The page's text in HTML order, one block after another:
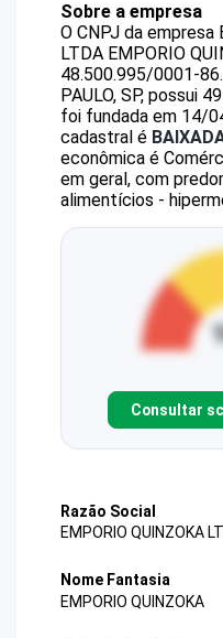
Sobre a empresa
O CNPJ da empresa
LTDA EMPORIO
48.500.995/0001-86.
PAULO, SP, possui
foi fundada em 14/
cadastral é
econômica é
em geral, com
alimentícios -
Consultar
Razão Social
EMPORIO QUINZOKA
Nome Fantasia
EMPORIO QUINZOKA